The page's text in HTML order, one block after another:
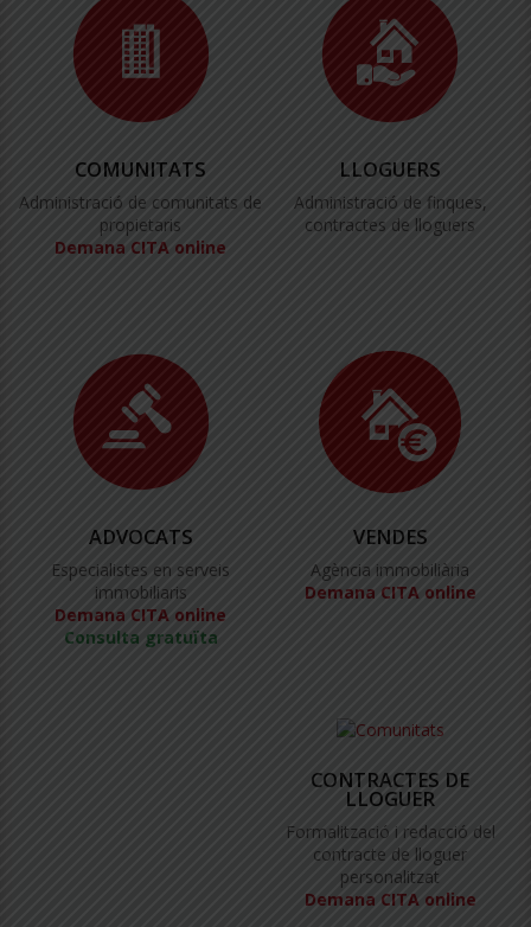
COMUNITATS
Administració de comunitats de
propietaris
Demana CITA online
LLOGUERS
Administració de finques,
contractes de lloguers
ADVOCATS
Especialistes en serveis
immobiliaris
Demana CITA online
Consulta gratuïta
VENDES
Agència immobiliària
Demana CITA online
CONTRACTES DE
LLOGUER
Formalització i redacció del
contracte de lloguer
personalitzat
Demana CITA online